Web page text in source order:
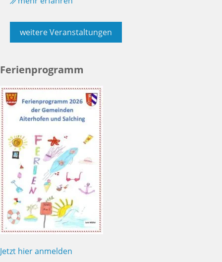
weitere Veranstaltungen
Ferienprogramm
Jetzt hier anmelden